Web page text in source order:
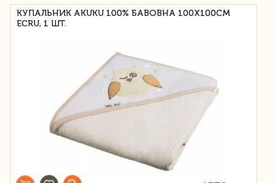
КУПАЛЬНИК AKUKU 100% БАВОВНА 100Х100СМ
ECRU, 1 ШТ.